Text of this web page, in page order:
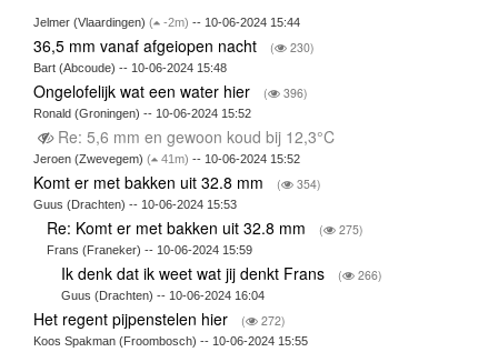
Jelmer (Vlaardingen) ( -2m) -- 10-06-2024 15:44
36,5 mm vanaf afgeiopen nacht ( 230)
Bart (Abcoude) -- 10-06-2024 15:48
Ongelofelijk wat een water hier ( 396)
Ronald (Groningen) -- 10-06-2024 15:52
Re: 5,6 mm en gewoon koud bij 12,3°C
Jeroen (Zwevegem) ( 41m) -- 10-06-2024 15:52
Komt er met bakken uit 32.8 mm ( 354)
Guus (Drachten) -- 10-06-2024 15:53
Re: Komt er met bakken uit 32.8 mm ( 275)
Frans (Franeker) -- 10-06-2024 15:59
Ik denk dat ik weet wat jij denkt Frans ( 266)
Guus (Drachten) -- 10-06-2024 16:04
Het regent pijpenstelen hier ( 272)
Koos Spakman (Froombosch) -- 10-06-2024 15:55